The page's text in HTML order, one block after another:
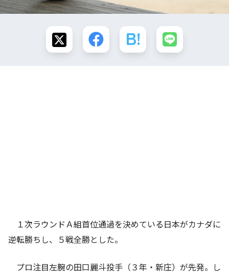
１次ラウンドＡ組首位通過を決めている日本がカナダに
逆転勝ちし、５戦全勝とした。
プロ注目左腕の田口麗斗投手（３年・新庄）が先発。し